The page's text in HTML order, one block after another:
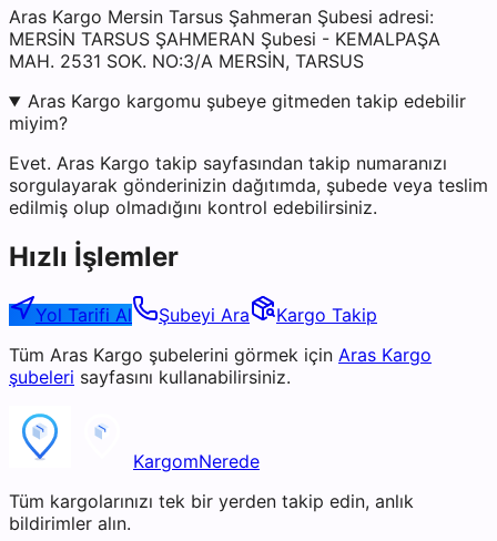
Aras Kargo Mersin Tarsus Şahmeran Şubesi adresi:
MERSİN TARSUS ŞAHMERAN Şubesi - KEMALPAŞA
MAH. 2531 SOK. NO:3/A MERSİN, TARSUS
Aras Kargo kargomu şubeye gitmeden takip edebilir
miyim?
Evet. Aras Kargo takip sayfasından takip numaranızı
sorgulayarak gönderinizin dağıtımda, şubede veya teslim
edilmiş olup olmadığını kontrol edebilirsiniz.
Hızlı İşlemler
Yol Tarifi Al Şubeyi Ara
Kargo Takip
Tüm Aras Kargo şubelerini görmek için Aras Kargo
şubeleri sayfasını kullanabilirsiniz.
KargomNerede
Tüm kargolarınızı tek bir yerden takip edin, anlık
bildirimler alın.